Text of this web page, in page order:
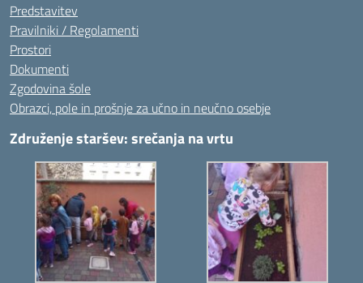
Predstavitev
Pravilniki / Regolamenti
Prostori
Dokumenti
Zgodovina šole
Obrazci, pole in prošnje za učno in neučno osebje
Združenje staršev: srečanja na vrtu